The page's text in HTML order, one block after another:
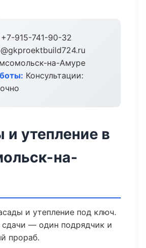
+7-915-741-90-32
на-Амуре
Консультации:
утепление в
на-
и утепление под ключ.
— один подрядчик и
прораб.